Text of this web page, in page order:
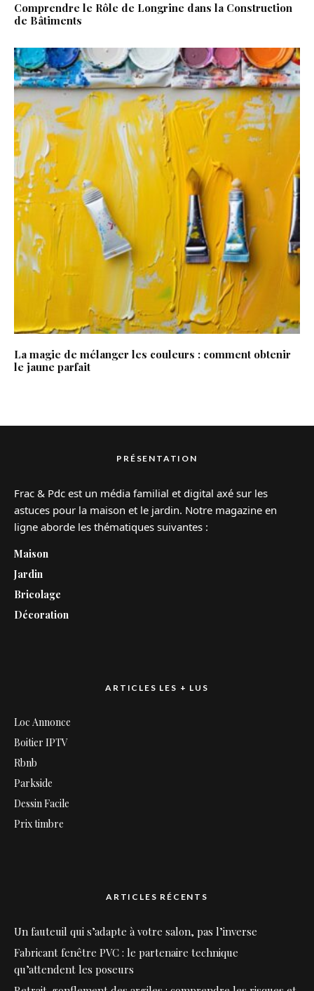
Comprendre le Rôle de Longrine dans la Construction
de Bâtiments
La magie de mélanger les couleurs : comment obtenir
le jaune parfait
PRÉSENTATION
Frac & Pdc est un média familial et digital axé sur les
astuces pour la maison et le jardin. Notre magazine en
ligne aborde les thématiques suivantes :
Maison
Jardin
Bricolage
Décoration
ARTICLES LES + LUS
Loc Annonce
Boitier IPTV
Rbnb
Parkside
Dessin Facile
Prix timbre
ARTICLES RÉCENTS
Un fauteuil qui s’adapte à votre salon, pas l’inverse
Fabricant fenêtre PVC : le partenaire technique
qu’attendent les poseurs